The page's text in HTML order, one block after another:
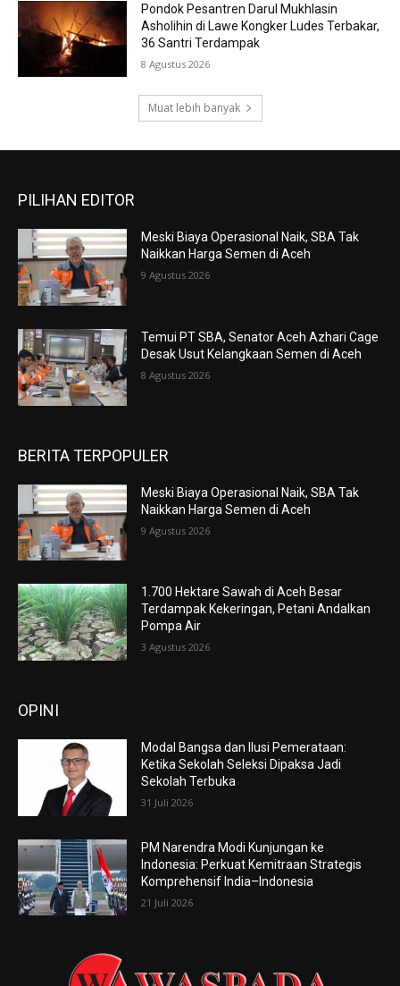
Pondok Pesantren Darul Mukhlasin
Asholihin di Lawe Kongker Ludes Terbakar,
36 Santri Terdampak
8 Agustus 2026
Muat lebih banyak
PILIHAN EDITOR
Meski Biaya Operasional Naik, SBA Tak
Naikkan Harga Semen di Aceh
9 Agustus 2026
Temui PT SBA, Senator Aceh Azhari Cage
Desak Usut Kelangkaan Semen di Aceh
8 Agustus 2026
BERITA TERPOPULER
Meski Biaya Operasional Naik, SBA Tak
Naikkan Harga Semen di Aceh
9 Agustus 2026
1.700 Hektare Sawah di Aceh Besar
Terdampak Kekeringan, Petani Andalkan
Pompa Air
3 Agustus 2026
OPINI
Modal Bangsa dan Ilusi Pemerataan:
Ketika Sekolah Seleksi Dipaksa Jadi
Sekolah Terbuka
31 Juli 2026
PM Narendra Modi Kunjungan ke
Indonesia: Perkuat Kemitraan Strategis
Komprehensif India–Indonesia
21 Juli 2026